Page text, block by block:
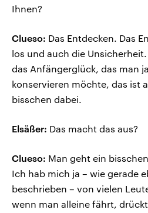
Ihnen?
Clueso: Das Entdecken. Das
los und auch die
das Anfängerglück, das man
konservieren möchte, das ist
bisschen dabei.
Elsäßer: Das macht das aus?
Clueso: Man geht ein
Ich hab mich ja – wie gerade
beschrieben – von vielen
wenn man alleine fährt,